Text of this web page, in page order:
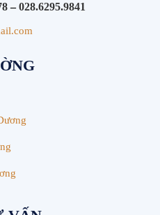
–028.6295.9841